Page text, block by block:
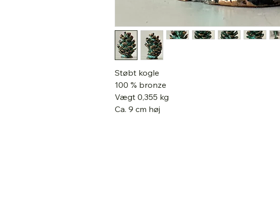
Støbt kogle
100 % bronze
Vægt 0,355 kg
Ca. 9 cm høj